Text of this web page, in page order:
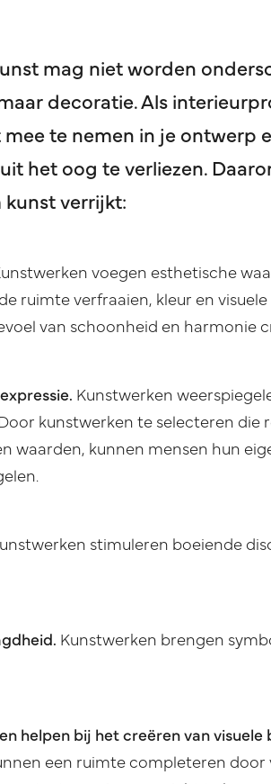
mag niet worden
decoratie. Als
te nemen in je ontwerp
het oog te verliezen.
verrijkt:
voegen esthetische
ruimte verfraaien, kleur en
van schoonheid en harmonie
Kunstwerken
kunstwerken te selecteren die
waarden, kunnen mensen hun
stimuleren boeiende
Kunstwerken brengen
helpen bij het creëren van visuele
een ruimte completeren door